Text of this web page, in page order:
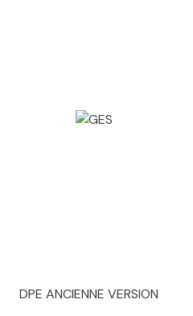
DPE ANCIENNE VERSION